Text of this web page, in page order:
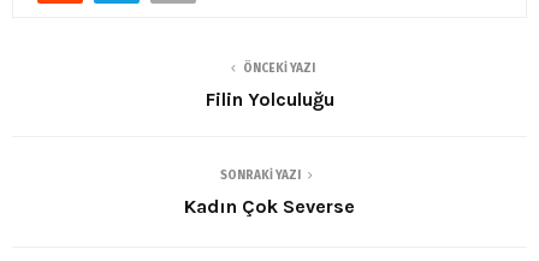
ÖNCEKI YAZI
Filin Yolculuğu
SONRAKI YAZI
Kadın Çok Severse